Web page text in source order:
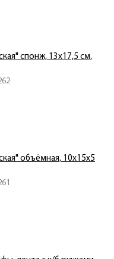
спонж, 13х17,5 см,
объёмная, 10х15х5